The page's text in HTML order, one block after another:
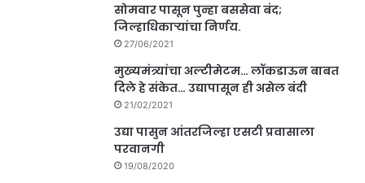
सोमवार पासून पुन्हा बससेवा बंद;
जिल्हाधिकाऱ्यांचा निर्णय.
27/06/2021
मुख्यमंत्र्यांचा अल्टीमेटम… लॉकडाऊन बाबत
दिले हे संकेत… उद्यापासून ही असेल बंदी
21/02/2021
उद्या पासुन आंतरजिल्हा एसटी प्रवासाला
परवानगी
19/08/2020